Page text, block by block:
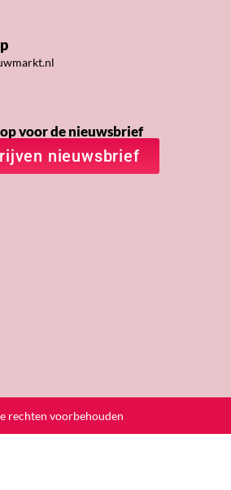
voor de nieuwsbrief
nieuwsbrief
rechten voorbehouden